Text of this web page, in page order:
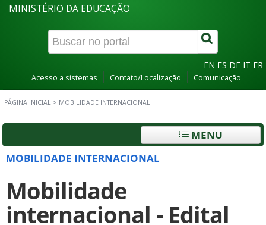
MINISTÉRIO DA EDUCAÇÃO
EN ES DE IT FR
Acesso a sistemas Contato/Localização Comunicação
PÁGINA INICIAL > MOBILIDADE INTERNACIONAL
MENU
MOBILIDADE INTERNACIONAL
Mobilidade
internacional - Edital